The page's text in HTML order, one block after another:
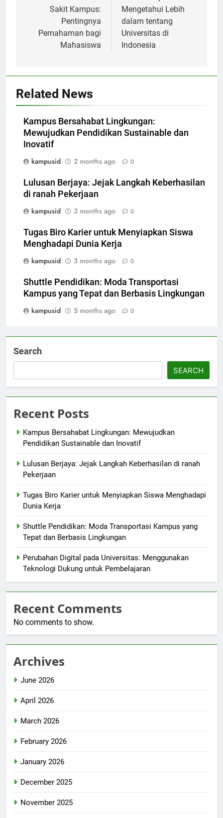
Sakit Kampus:
Pentingnya
Pemahaman bagi
Mahasiswa
Mengetahui Lebih
dalam tentang
Universitas di
Indonesia
Related News
Kampus Bersahabat Lingkungan:
Mewujudkan Pendidikan Sustainable dan
Inovatif
kampusid
2 months ago 0
Lulusan Berjaya: Jejak Langkah Keberhasilan
di ranah Pekerjaan
kampusid
3 months ago 0
Tugas Biro Karier untuk Menyiapkan Siswa
Menghadapi Dunia Kerja
kampusid
3 months ago 0
Shuttle Pendidikan: Moda Transportasi
Kampus yang Tepat dan Berbasis Lingkungan
kampusid
5 months ago 0
Search
SEARCH
Recent Posts
Kampus Bersahabat Lingkungan: Mewujudkan
Pendidikan Sustainable dan Inovatif
Lulusan Berjaya: Jejak Langkah Keberhasilan di ranah
Pekerjaan
Tugas Biro Karier untuk Menyiapkan Siswa Menghadapi
Dunia Kerja
Shuttle Pendidikan: Moda Transportasi Kampus yang
Tepat dan Berbasis Lingkungan
Perubahan Digital pada Universitas: Menggunakan
Teknologi Dukung untuk Pembelajaran
Recent Comments
No comments to show.
Archives
June 2026
April 2026
March 2026
February 2026
January 2026
December 2025
November 2025